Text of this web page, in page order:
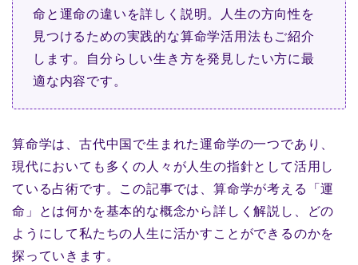
命と運命の違いを詳しく説明。人生の方向性を
見つけるための実践的な算命学活用法もご紹介
します。自分らしい生き方を発見したい方に最
適な内容です。
算命学は、古代中国で生まれた運命学の一つであり、
現代においても多くの人々が人生の指針として活用し
ている占術です。この記事では、算命学が考える「運
命」とは何かを基本的な概念から詳しく解説し、どの
ようにして私たちの人生に活かすことができるのかを
探っていきます。